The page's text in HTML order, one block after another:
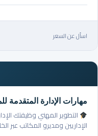
اسأل عن السعر
مهارات الإدارة المتقدمة
التطوير المهني وظيفتك
الإداريين ومديرو المكاتب عبر